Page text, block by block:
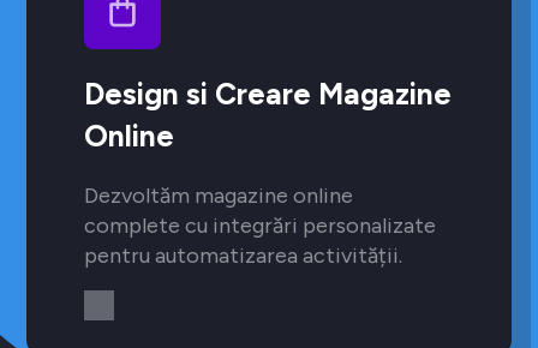
Design si Creare Magazine
Online
Dezvoltăm magazine online
complete cu integrări personalizate
pentru automatizarea activității.